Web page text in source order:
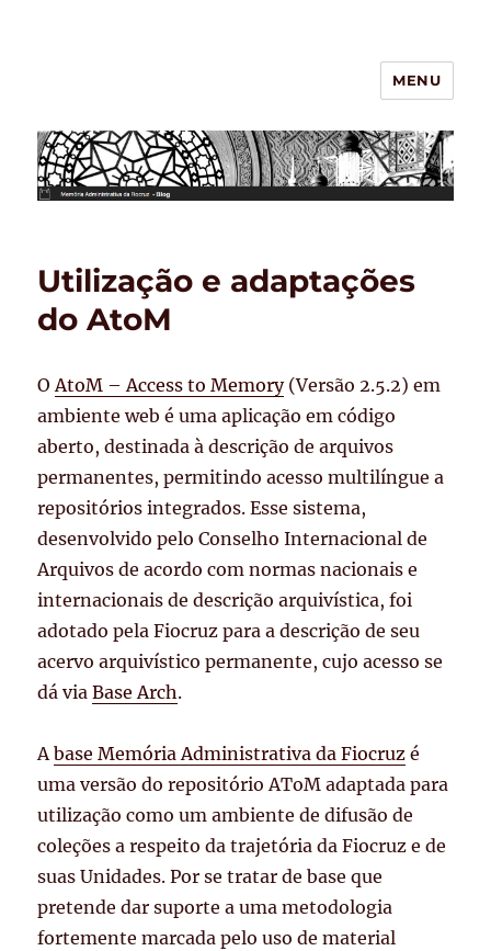
BLOG – Memória Administrativa
da Fiocruz
MENU
Utilização e adaptações
do AtoM
OAtoM – Access to Memory(Versão 2.5.2) em
ambiente web é uma aplicação em código
aberto, destinada à descrição de arquivos
permanentes, permitindo acesso multilíngue a
repositórios integrados. Esse sistema,
desenvolvido pelo Conselho Internacional de
Arquivos de acordo com normas nacionais e
internacionais de descrição arquivística, foi
adotado pela Fiocruz para a descrição de seu
acervo arquivístico permanente, cujo acesso se
dá viaBase Arch.
Abase Memória Administrativa da Fiocruz é
uma versão do repositório AToM adaptada para
utilização como um ambiente de difusão de
coleções a respeito da trajetória da Fiocruz e de
suas Unidades. Por se tratar de base que
pretende dar suporte a uma metodologia
fortemente marcada pelo uso de material